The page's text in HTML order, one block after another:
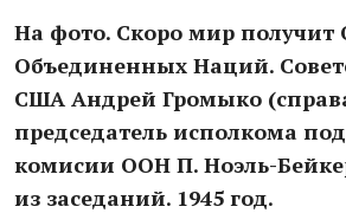
На фото. Скоро мир
Объединенных Наций.
США Андрей Громыко
председатель исполкома
комисии ООН П. Ноэль-
из заседаний. 1945 год.